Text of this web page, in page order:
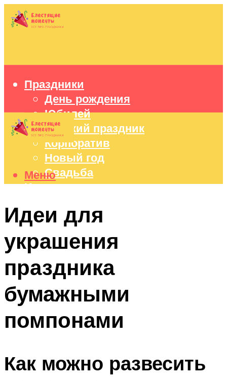
Праздники
День рождения
Юбилей
Детский праздник
Корпоратив
Новый год
Свадьба
Идеи подарков
Праздничный стол
Меню
Меню
Идеи для
украшения
праздника
бумажными
помпонами
Как можно развесить